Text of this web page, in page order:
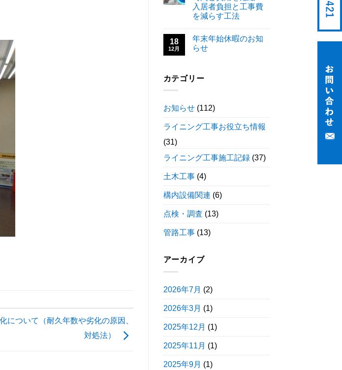
について（耐久年数や劣化の原因、
対処法）
入居者負担と工事費
を減らす工法
18
12月
年末年始休暇のお知
らせ
カテゴリー
お知らせ(112)
ライニング工事お役立ち情報
(31)
ライニング工事施工記録(37)
土木工事(4)
構内設備関連 (6)
点検・調査 (13)
管路工事(13)
アーカイブ
2026年7月 (2)
2026年3月 (1)
2025年12月 (1)
2025年11月 (1)
2025年9月 (1)